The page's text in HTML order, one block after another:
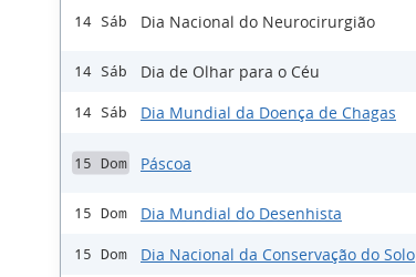
14 Sáb Dia Nacional do Neurocirurgião
14 Sáb Dia de Olhar para o Céu
14 Sáb Dia Mundial da Doença de Chagas
15 Dom Páscoa
15 Dom Dia Mundial do Desenhista
15 Dom Dia Nacional da Conservação do Solo